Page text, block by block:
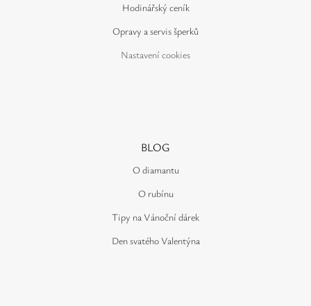
Hodinářský ceník
Opravy a servis šperků
Nastavení cookies
BLOG
O diamantu
O rubínu
Tipy na Vánoční dárek
Den svatého Valentýna